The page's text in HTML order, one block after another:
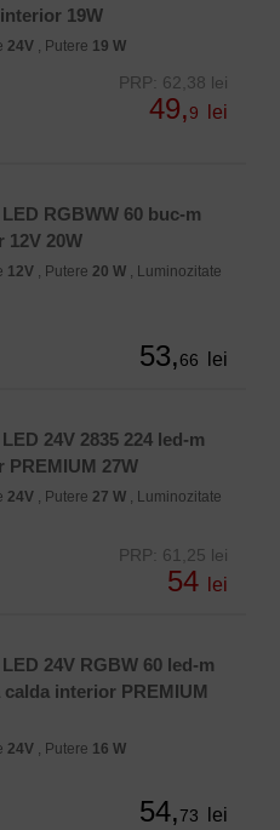
19W
24V , Putere 19 W
PRP: 62,38 lei
49,9 lei
RGBWW 60 buc-m
12V 20W
12V , Putere 20 W , Luminozitate
53,66 lei
24V 2835 224 led-m
PREMIUM 27W
24V , Putere 27 W , Luminozitate
PRP: 61,25 lei
54 lei
24V RGBW 60 led-m
calda interior PREMIUM
24V , Putere 16 W
54,73 lei